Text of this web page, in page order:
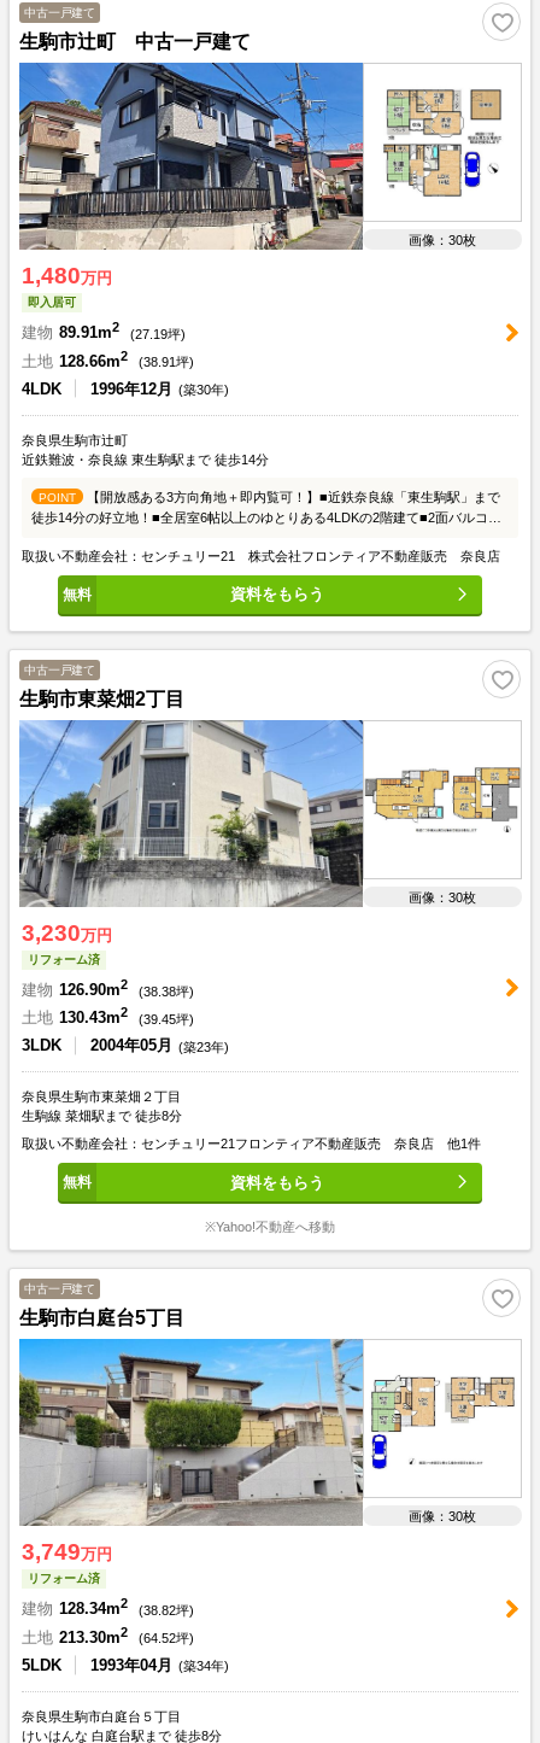
中古一戸建て
生駒市辻町 中古一戸建て
画像：30枚
1,480万円
即入居可
建物 89.91m2 (27.19坪)
土地 128.66m2 (38.91坪)
4LDK 1996年12月 (築30年)
奈良県生駒市辻町
近鉄難波・奈良線 東生駒駅まで 徒歩14分
POINT
【開放感ある3方向角地＋即内覧可！】■近鉄奈良線「東生駒駅」まで
徒歩14分の好立地！■全居室6帖以上のゆとりある4LDKの2階建て■2面バルコニ
取扱い不動産会社：センチュリー21 株式会社フロンティア不動産販売 奈良店
資料をもらう
中古一戸建て
生駒市東菜畑2丁目
画像：30枚
3,230万円
リフォーム済
建物 126.90m2 (38.38坪)
土地 130.43m2 (39.45坪)
3LDK 2004年05月 (築23年)
奈良県生駒市東菜畑２丁目
生駒線 菜畑駅まで 徒歩8分
取扱い不動産会社：センチュリー21フロンティア不動産販売 奈良店 他1件
資料をもらう
※Yahoo!不動産へ移動
中古一戸建て
生駒市白庭台5丁目
画像：30枚
3,749万円
リフォーム済
建物 128.34m2 (38.82坪)
土地 213.30m2 (64.52坪)
5LDK 1993年04月 (築34年)
奈良県生駒市白庭台５丁目
けいはんな 白庭台駅まで 徒歩8分